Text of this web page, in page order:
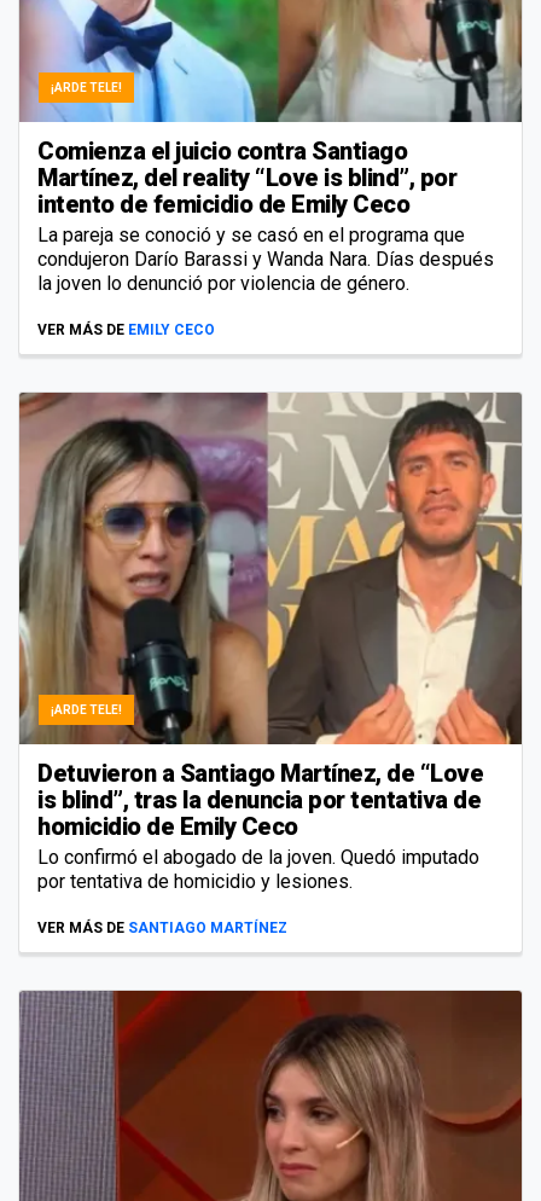
¡ARDE TELE!
Comienza el juicio contra Santiago
Martínez, del reality “Love is blind”, por
intento de femicidio de Emily Ceco
La pareja se conoció y se casó en el programa que
condujeron Darío Barassi y Wanda Nara. Días después
la joven lo denunció por violencia de género.
VER MÁS DE EMILY CECO
¡ARDE TELE!
Detuvieron a Santiago Martínez, de “Love
is blind”, tras la denuncia por tentativa de
homicidio de Emily Ceco
Lo confirmó el abogado de la joven. Quedó imputado
por tentativa de homicidio y lesiones.
VER MÁS DE SANTIAGO MARTÍNEZ